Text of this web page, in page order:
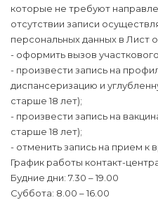
которые не требуют
отсутствии записи
персональных данных в Лист
- оформить вызов
- произвести запись на
диспансеризацию и
старше 18 лет);
- произвести запись на
старше 18 лет);
- отменить запись на прием к
График работы контакт-
Будние дни: 7.30 – 19.00
Суббота: 8.00 – 16.00